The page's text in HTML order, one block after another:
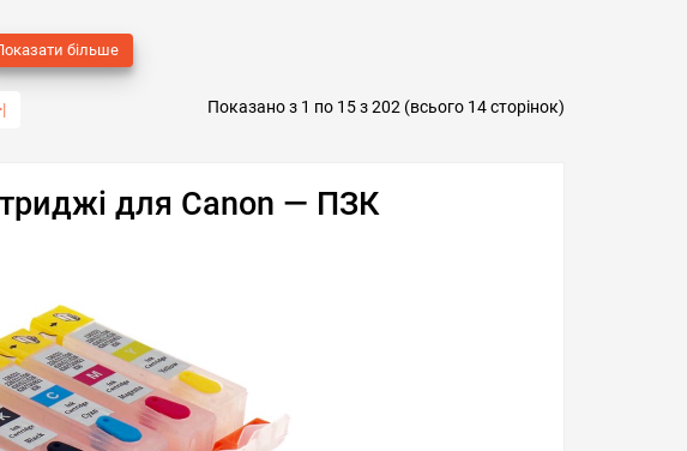
порівняння купити в 1 клік
більше
Показано з 1 по 15 з 202 (всього 14 сторінок)
для Canon — ПЗК